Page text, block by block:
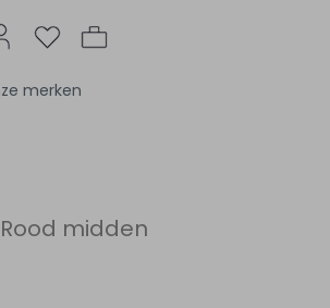
merken
Rood midden